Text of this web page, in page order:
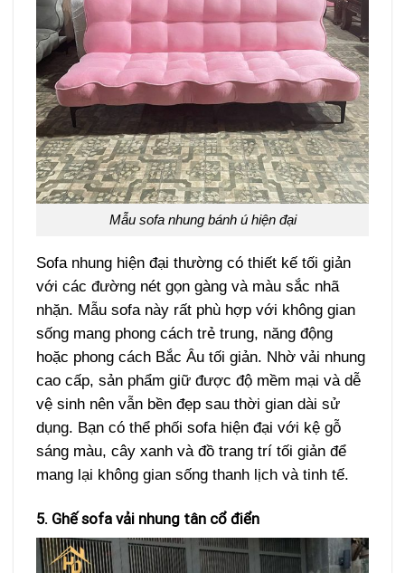
Mẫu sofa nhung bánh ú hiện đại
Sofa nhung hiện đại thường có thiết kế tối giản
với các đường nét gọn gàng và màu sắc nhã
nhặn. Mẫu sofa này rất phù hợp với không gian
sống mang phong cách trẻ trung, năng động
hoặc phong cách Bắc Âu tối giản. Nhờ vải nhung
cao cấp, sản phẩm giữ được độ mềm mại và dễ
vệ sinh nên vẫn bền đẹp sau thời gian dài sử
dụng. Bạn có thể phối sofa hiện đại với kệ gỗ
sáng màu, cây xanh và đồ trang trí tối giản để
mang lại không gian sống thanh lịch và tinh tế.
5. Ghế sofa vải nhung tân cổ điển